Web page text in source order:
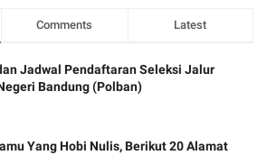
Comments Latest
Jadwal Pendaftaran Seleksi Jalur
Bandung (Polban)
Yang Hobi Nulis, Berikut 20 Alamat